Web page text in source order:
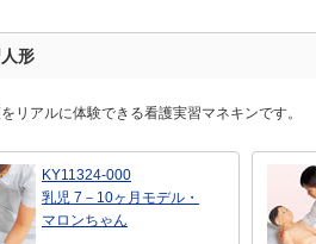
形
リアルに体験できる看護実習マネキンです。
KY11324-000
乳児 7－10ヶ月モデル・
マロンちゃん